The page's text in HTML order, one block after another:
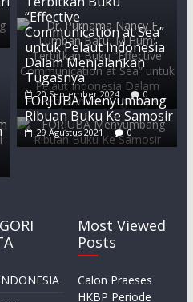
“Effective
Communication at Sea”
untuk Pelaut Indonesia
Dalam Menjalankan
Tugasnya
20 September 2024 0
FORJUBA Menyumbang
Ribuan Buku Ke Samosir
29 Agustus 2021 0
Most Viewed
Posts
Calon Praeses
HKBP Periode